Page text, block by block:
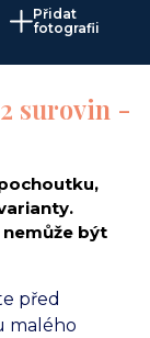
Přidat
fotografii
surovin -
být
před
malého